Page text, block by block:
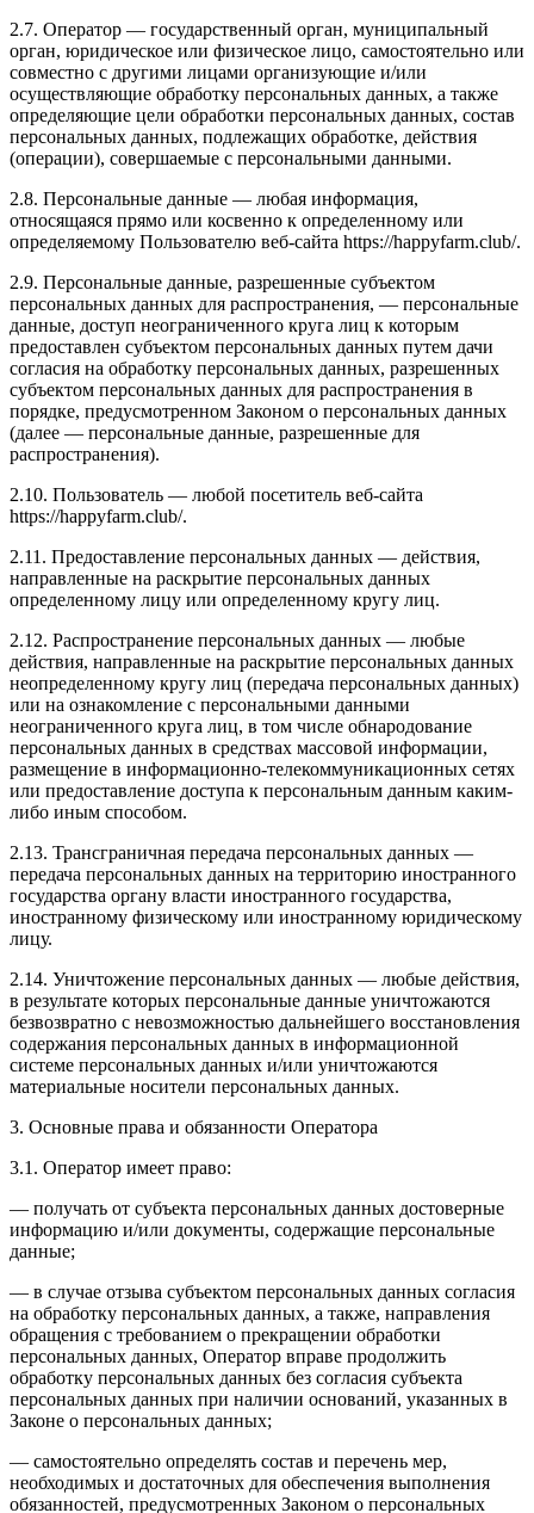
2.7. Оператор — государственный орган, муниципальный
орган, юридическое или физическое лицо, самостоятельно или
совместно с другими лицами организующие и/или
осуществляющие обработку персональных данных, а также
определяющие цели обработки персональных данных, состав
персональных данных, подлежащих обработке, действия
(операции), совершаемые с персональными данными.
2.8. Персональные данные — любая информация,
относящаяся прямо или косвенно к определенному или
определяемому Пользователю веб-сайта https://happyfarm.club/.
2.9. Персональные данные, разрешенные субъектом
персональных данных для распространения, — персональные
данные, доступ неограниченного круга лиц к которым
предоставлен субъектом персональных данных путем дачи
согласия на обработку персональных данных, разрешенных
субъектом персональных данных для распространения в
порядке, предусмотренном Законом о персональных данных
(далее — персональные данные, разрешенные для
распространения).
2.10. Пользователь — любой посетитель веб-сайта
https://happyfarm.club/.
2.11. Предоставление персональных данных — действия,
направленные на раскрытие персональных данных
определенному лицу или определенному кругу лиц.
2.12. Распространение персональных данных — любые
действия, направленные на раскрытие персональных данных
неопределенному кругу лиц (передача персональных данных)
или на ознакомление с персональными данными
неограниченного круга лиц, в том числе обнародование
персональных данных в средствах массовой информации,
размещение в информационно-телекоммуникационных сетях
или предоставление доступа к персональным данным каким-
либо иным способом.
2.13. Трансграничная передача персональных данных —
передача персональных данных на территорию иностранного
государства органу власти иностранного государства,
иностранному физическому или иностранному юридическому
лицу.
2.14. Уничтожение персональных данных — любые действия,
в результате которых персональные данные уничтожаются
безвозвратно с невозможностью дальнейшего восстановления
содержания персональных данных в информационной
системе персональных данных и/или уничтожаются
материальные носители персональных данных.
3. Основные права и обязанности Оператора
3.1. Оператор имеет право:
— получать от субъекта персональных данных достоверные
информацию и/или документы, содержащие персональные
данные;
— в случае отзыва субъектом персональных данных согласия
на обработку персональных данных, а также, направления
обращения с требованием о прекращении обработки
персональных данных, Оператор вправе продолжить
обработку персональных данных без согласия субъекта
персональных данных при наличии оснований, указанных в
Законе о персональных данных;
— самостоятельно определять состав и перечень мер,
необходимых и достаточных для обеспечения выполнения
обязанностей, предусмотренных Законом о персональных